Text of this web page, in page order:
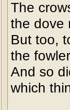
The
the dove
But too,
the
And so
which